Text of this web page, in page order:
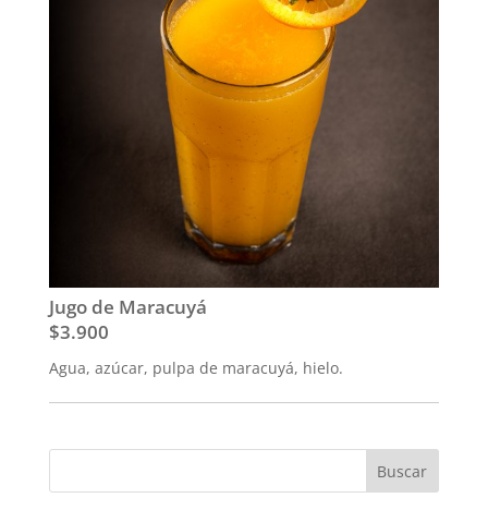
Jugo de Maracuyá
$3.900
Agua, azúcar, pulpa de maracuyá, hielo.
Buscar